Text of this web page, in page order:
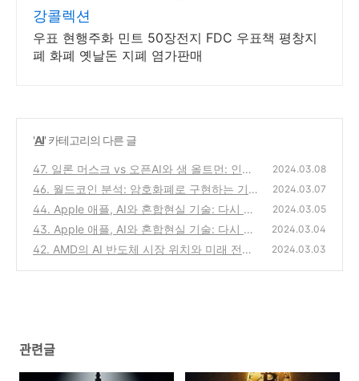
강콜렉션
우표 현행주화 민트 50장전지 FDC 우표책 평창지
폐 화폐 옛날돈 지폐 염가판매
'AI' 카테고리의 다른 글
47. 일론 머스크 vs 오픈AI와 샘 올트먼: 인공
지능 기술의 미래 (1)
(0)
2024.03.08
46. 월드코인 분석: 암호화폐로 구현하는 기본
소득 (2)
(0)
2024.03.07
44. Apple 애플, AI와 혼합현실 기술: 다시 혁
신이 될 수 있을까 (2)
(0)
2024.03.05
43. Apple 애플, AI와 혼합현실 기술: 다시 혁
신이 될 수 있을까 (1)
(0)
2024.03.04
42. AMD의 AI 반도체 시장 위치와 미래 전망
2024.03.03
관련글